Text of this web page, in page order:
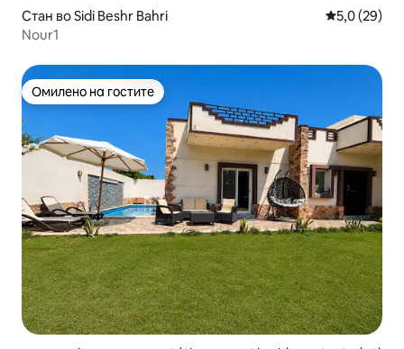
Стан во Sidi Beshr Bahri Просечна
5,0 (29)
Nour1
Омилено на гостите
Омилено на гостите